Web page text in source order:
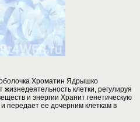
Хроматин Ядрышко
клетки, регулируя
и энергии Хранит генетическую
ее дочерним клеткам в